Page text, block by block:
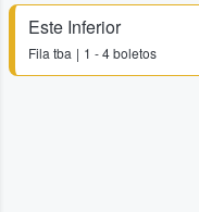
Este Inferior
Fila tba 1 - 4 boletos